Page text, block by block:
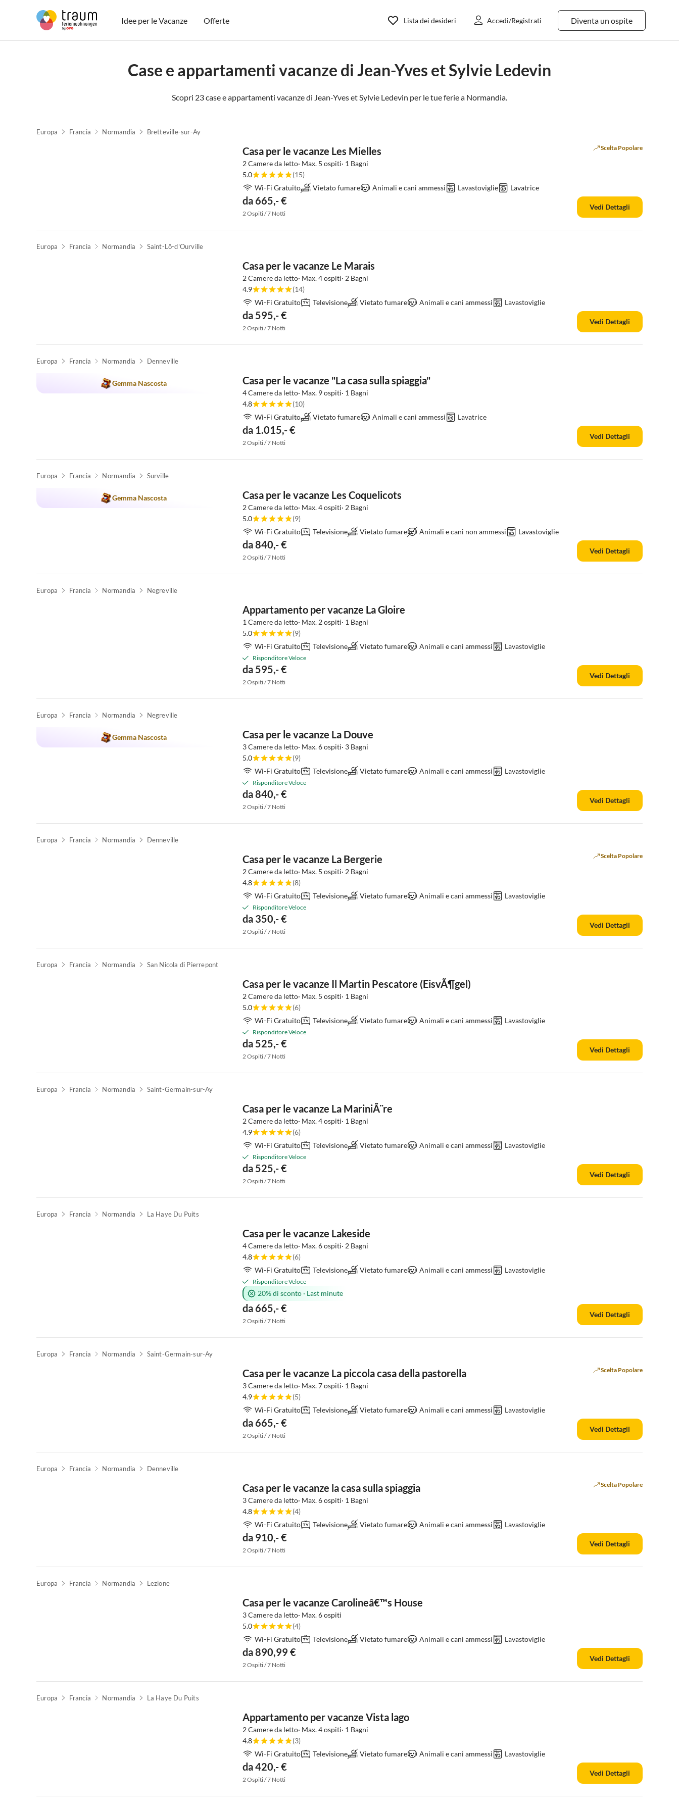
Idee per le Vacanze Offerte Diventa un ospite
Lista dei desideri Accedi/Registrati
Case e appartamenti vacanze di Jean-Yves et Sylvie Ledevin
Scopri 23 case e appartamenti vacanze di Jean-Yves et Sylvie Ledevin per le tue ferie a Normandia.
Europa Francia Normandia Bretteville-sur-Ay
Casa per le vacanze Les Mielles Scelta Popolare
2 Camere da letto· Max. 5 ospiti· 1 Bagni
5.0
(15)
Wi-Fi Gratuito
Vietato fumare Animali e cani ammessi Lavastoviglie Lavatrice
da 665,- €
2 Ospiti / 7 Notti
Vedi Dettagli
Europa Francia Normandia Saint-Lô-d'Ourville
Casa per le vacanze Le Marais
2 Camere da letto· Max. 4 ospiti· 2 Bagni
4.9
(14)
Wi-Fi Gratuito
Televisione Vietato fumare Animali e cani ammessi Lavastoviglie
da 595,- €
2 Ospiti / 7 Notti
Vedi Dettagli
Europa Francia Normandia Denneville
Gemma Nascosta Casa per le vacanze "La casa sulla spiaggia"
4 Camere da letto· Max. 9 ospiti· 1 Bagni
4.8
(10)
Wi-Fi Gratuito
Vietato fumare Animali e cani ammessi Lavatrice
da 1.015,- €
2 Ospiti / 7 Notti
Vedi Dettagli
Europa Francia Normandia Surville
Gemma Nascosta Casa per le vacanze Les Coquelicots
2 Camere da letto· Max. 4 ospiti· 2 Bagni
5.0
(9)
Wi-Fi Gratuito
Televisione Vietato fumare Animali e cani non ammessi Lavastoviglie
da 840,- €
2 Ospiti / 7 Notti
Vedi Dettagli
Europa Francia Normandia Negreville
Appartamento per vacanze La Gloire
1 Camere da letto· Max. 2 ospiti· 1 Bagni
5.0
(9)
Wi-Fi Gratuito
Televisione Vietato fumare Animali e cani ammessi Lavastoviglie
Risponditore Veloce
da 595,- €
2 Ospiti / 7 Notti
Vedi Dettagli
Europa Francia Normandia Negreville
Gemma Nascosta Casa per le vacanze La Douve
3 Camere da letto· Max. 6 ospiti· 3 Bagni
5.0
(9)
Wi-Fi Gratuito
Televisione Vietato fumare Animali e cani ammessi Lavastoviglie
Risponditore Veloce
da 840,- €
2 Ospiti / 7 Notti
Vedi Dettagli
Europa Francia Normandia Denneville
Casa per le vacanze La Bergerie Scelta Popolare
2 Camere da letto· Max. 5 ospiti· 2 Bagni
4.8
(8)
Wi-Fi Gratuito
Televisione Vietato fumare Animali e cani ammessi Lavastoviglie
Risponditore Veloce
da 350,- €
2 Ospiti / 7 Notti
Vedi Dettagli
Europa Francia Normandia San Nicola di Pierrepont
Casa per le vacanze Il Martin Pescatore (EisvÃ¶gel)
2 Camere da letto· Max. 5 ospiti· 1 Bagni
5.0
(6)
Wi-Fi Gratuito
Televisione Vietato fumare Animali e cani ammessi Lavastoviglie
Risponditore Veloce
da 525,- €
2 Ospiti / 7 Notti
Vedi Dettagli
Europa Francia Normandia Saint-Germain-sur-Ay
Casa per le vacanze La MariniÃ¨re
2 Camere da letto· Max. 4 ospiti· 1 Bagni
4.9
(6)
Wi-Fi Gratuito
Televisione Vietato fumare Animali e cani ammessi Lavastoviglie
Risponditore Veloce
da 525,- €
2 Ospiti / 7 Notti
Vedi Dettagli
Europa Francia Normandia La Haye Du Puits
Casa per le vacanze Lakeside
4 Camere da letto· Max. 6 ospiti· 2 Bagni
4.8
(6)
Wi-Fi Gratuito
Televisione Vietato fumare Animali e cani ammessi Lavastoviglie
Risponditore Veloce
20% di sconto · Last minute
da 665,- €
2 Ospiti / 7 Notti
Vedi Dettagli
Europa Francia Normandia Saint-Germain-sur-Ay
Casa per le vacanze La piccola casa della pastorella Scelta Popolare
3 Camere da letto· Max. 7 ospiti· 1 Bagni
4.9
(5)
Wi-Fi Gratuito
Televisione Vietato fumare Animali e cani ammessi Lavastoviglie
da 665,- €
2 Ospiti / 7 Notti
Vedi Dettagli
Europa Francia Normandia Denneville
Casa per le vacanze la casa sulla spiaggia Scelta Popolare
3 Camere da letto· Max. 6 ospiti· 1 Bagni
4.8
(4)
Wi-Fi Gratuito
Televisione Vietato fumare Animali e cani ammessi Lavastoviglie
da 910,- €
2 Ospiti / 7 Notti
Vedi Dettagli
Europa Francia Normandia Lezione
Casa per le vacanze Carolineâ€™s House
3 Camere da letto· Max. 6 ospiti
5.0
(4)
Wi-Fi Gratuito
Televisione Vietato fumare Animali e cani ammessi Lavastoviglie
da 890,99 €
2 Ospiti / 7 Notti
Vedi Dettagli
Europa Francia Normandia La Haye Du Puits
Appartamento per vacanze Vista lago
2 Camere da letto· Max. 4 ospiti· 1 Bagni
4.8
(3)
Wi-Fi Gratuito
Televisione Vietato fumare Animali e cani ammessi Lavastoviglie
da 420,- €
2 Ospiti / 7 Notti
Vedi Dettagli